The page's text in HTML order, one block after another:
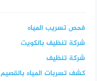
فحص تسريب المياه
شركة تنظيف بالكويت
شركة تنظيف
كشف تسربات المياه بالقصيم